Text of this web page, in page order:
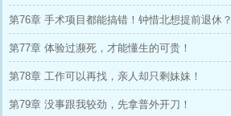
第76章 手术项目都能搞错！钟惜北想提前退休？
第77章 体验过濒死，才能懂生的可贵！
第78章 工作可以再找，亲人却只剩妹妹！
第79章 没事跟我较劲，先拿普外开刀！